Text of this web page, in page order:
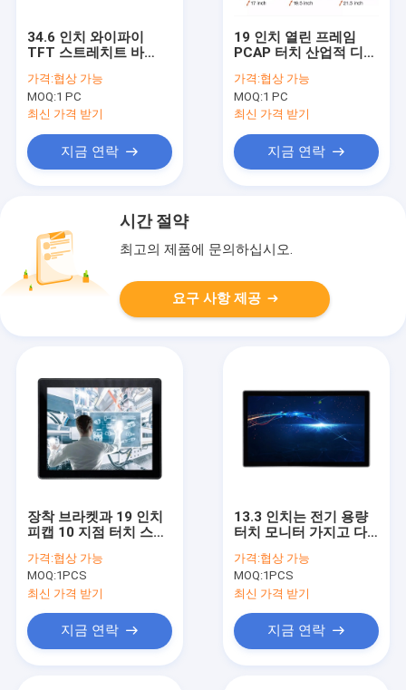
34.6 인치 와이파이
TFT 스트레치트 바
바깥변두리 스트레치트
바 LCD 스크린
가격:협상 가능
MOQ:1 PC
최신 가격 받기
지금 연락
19 인치 열린 프레임
PCAP 터치 산업적 디스
스크린 모니터
가격:협상 가능
MOQ:1 PC
최신 가격 받기
지금 연락
시간 절약
최고의 제품에 문의하십시오.
요구 사항 제공
장착 브라켓과 19 인치
피캡 10 지점 터치 스크
가격:협상 가능
MOQ:1PCS
최신 가격 받기
지금 연락
13.3 인치는 전기 용량
터치 모니터 가지고 다
다중 터치를 계획했습니
다
가격:협상 가능
MOQ:1PCS
최신 가격 받기
지금 연락